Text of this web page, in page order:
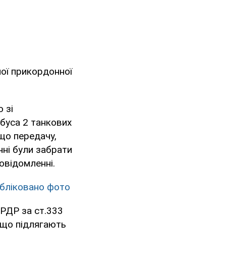
прикордонної
зі
2 танкових
передачу,
були забрати
фото
за ст.333
підлягають